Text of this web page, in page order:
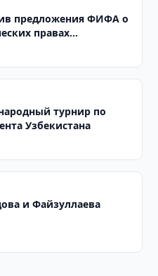
предложения ФИФА о
правах
турнир по
Узбекистана
и Файзуллаева